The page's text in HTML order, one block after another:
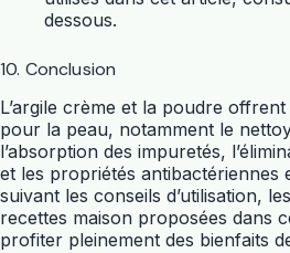
dessous.
10. Conclusion
L’argile crème et la poudre
pour la peau, notamment le
l’absorption des impuretés,
et les propriétés antibactériennes
suivant les conseils d’utilisation,
recettes maison proposées dans
profiter pleinement des bienfaits